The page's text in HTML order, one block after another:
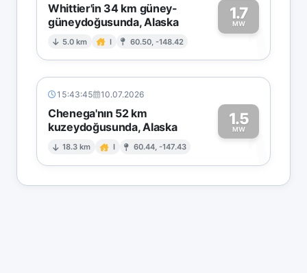
Whittier'in 34 km güney-
güneydoğusunda, Alaska
5.0 km I 60.50, -148.42
1.7
MW1
15:43:45 10.07.2026
Chenega'nın 52 km
kuzeydoğusunda, Alaska
18.3 km I 60.44, -147.43
1.5
MW1